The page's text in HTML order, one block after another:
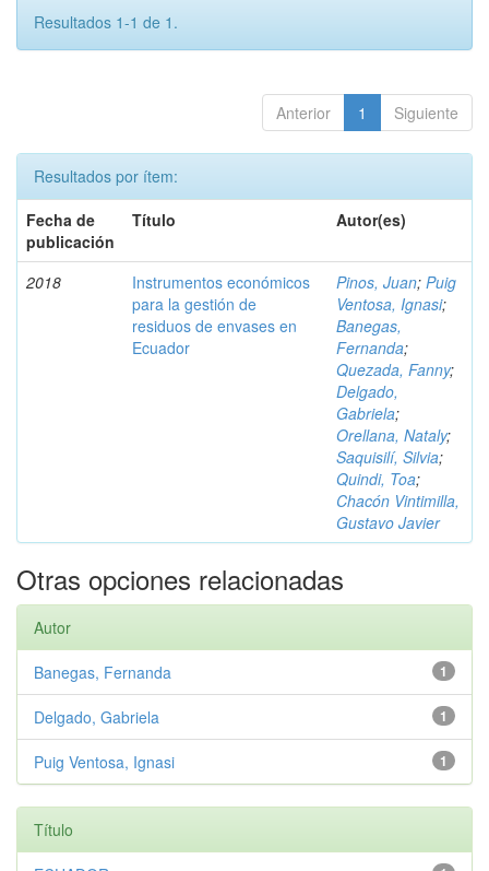
Resultados 1-1 de 1.
Anterior 1 Siguiente
Resultados por ítem:
Fecha de
publicación
Título Autor(es)
2018
Instrumentos económicos
para la gestión de
residuos de envases en
Ecuador
Pinos, Juan; Puig
Ventosa, Ignasi;
Banegas,
Fernanda;
Quezada, Fanny;
Delgado,
Gabriela;
Orellana, Nataly;
Saquisilí, Silvia;
Quindi, Toa;
Chacón Vintimilla,
Gustavo Javier
Otras opciones relacionadas
Autor
1
Banegas, Fernanda
1
Delgado, Gabriela
1
Puig Ventosa, Ignasi
Título